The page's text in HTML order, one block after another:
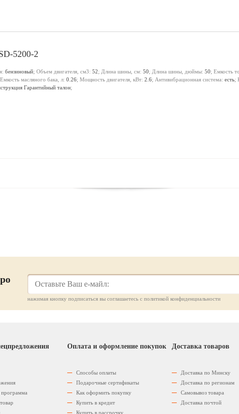
5200-2
бензиновый; Объем двигателя, см3: 52; Длина шины, см: 50; Длина шины, дюймы: 50; Емкость
масляного бака, л: 0.26; Мощность двигателя, кВт: 2.6; Антивибрационная система: есть;
Гарантийный талон;
нажимая кнопку подписаться вы соглашаетесь с политикой конфиденциальности
программа
Оплата и оформление покупок
Способы оплаты
Подарочные сертификаты
Как оформить покупку
Купить в кредит
Купить в рассрочку
Доставка товаров
Доставка по Минску
Доставка по регионам
Самовывоз товара
Доставка почтой